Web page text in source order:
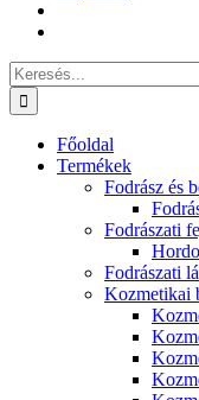
Keresés...
Főoldal
Termékek
Fodrász és
Fodrászati
Fodrászati
Kozmetikai